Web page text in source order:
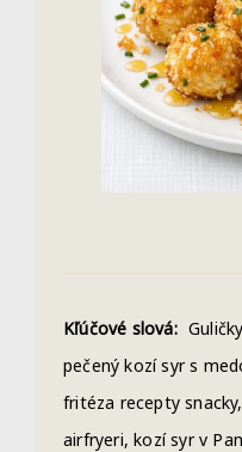
Kľúčové slová:
pečený kozí syr s
fritéza recepty
airfryeri, kozí syr v